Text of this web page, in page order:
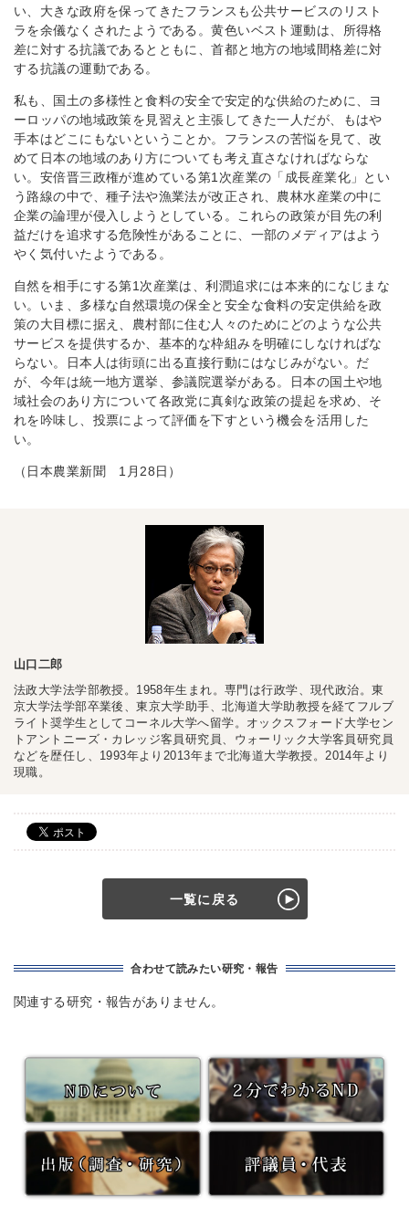
い、大きな政府を保ってきたフランスも公共サービスのリスト
ラを余儀なくされたようである。黄色いベスト運動は、所得格
差に対する抗議であるとともに、首都と地方の地域間格差に対
する抗議の運動である。
私も、国土の多様性と食料の安全で安定的な供給のために、ヨ
ーロッパの地域政策を見習えと主張してきた一人だが、もはや
手本はどこにもないということか。フランスの苦悩を見て、改
めて日本の地域のあり方についても考え直さなければならな
い。安倍晋三政権が進めている第1次産業の「成長産業化」とい
う路線の中で、種子法や漁業法が改正され、農林水産業の中に
企業の論理が侵入しようとしている。これらの政策が目先の利
益だけを追求する危険性があることに、一部のメディアはよう
やく気付いたようである。
自然を相手にする第1次産業は、利潤追求には本来的になじまな
い。いま、多様な自然環境の保全と安全な食料の安定供給を政
策の大目標に据え、農村部に住む人々のためにどのような公共
サービスを提供するか、基本的な枠組みを明確にしなければな
らない。日本人は街頭に出る直接行動にはなじみがない。だ
が、今年は統一地方選挙、参議院選挙がある。日本の国土や地
域社会のあり方について各政党に真剣な政策の提起を求め、そ
れを吟味し、投票によって評価を下すという機会を活用した
い。
（日本農業新聞 1月28日）
山口二郎
法政大学法学部教授。1958年生まれ。専門は行政学、現代政治。東
京大学法学部卒業後、東京大学助手、北海道大学助教授を経てフルブ
ライト奨学生としてコーネル大学へ留学。オックスフォード大学セン
トアントニーズ・カレッジ客員研究員、ウォーリック大学客員研究員
などを歴任し、1993年より2013年まで北海道大学教授。2014年より
現職。
一覧に戻る
合わせて読みたい研究・報告
関連する研究・報告がありません。